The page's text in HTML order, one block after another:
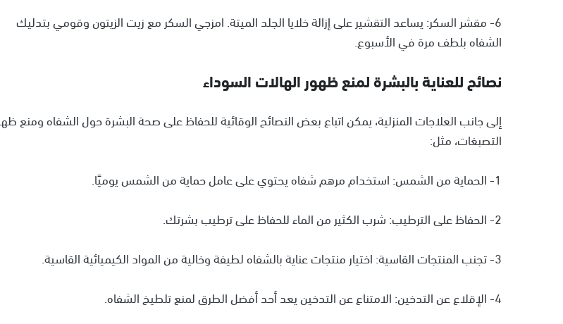
6- مقشر السكر: يساعد التقشير على إزالة خلايا الجلد الميتة. امزجي السكر مع زيت الزيتون وقومي بتدليك
الشفاه بلطف مرة في الأسبوع.
نصائح للعناية بالبشرة لمنع ظهور الهالات السوداء
إلى جانب العلاجات المنزلية، يمكن اتباع بعض النصائح الوقائية للحفاظ على صحة البشرة حول الشفاه ومنع
التصبغات، مثل:
1- الحماية من الشمس: استخدام مرهم شفاه يحتوي على عامل حماية من الشمس يوميًا.
2- الحفاظ على الترطيب: شرب الكثير من الماء للحفاظ على ترطيب بشرتك.
3- تجنب المنتجات القاسية: اختيار منتجات عناية بالشفاه لطيفة وخالية من المواد الكيميائية القاسية.
4- الإقلاع عن التدخين: الامتناع عن التدخين يعد أحد أفضل الطرق لمنع تلطيخ الشفاه.